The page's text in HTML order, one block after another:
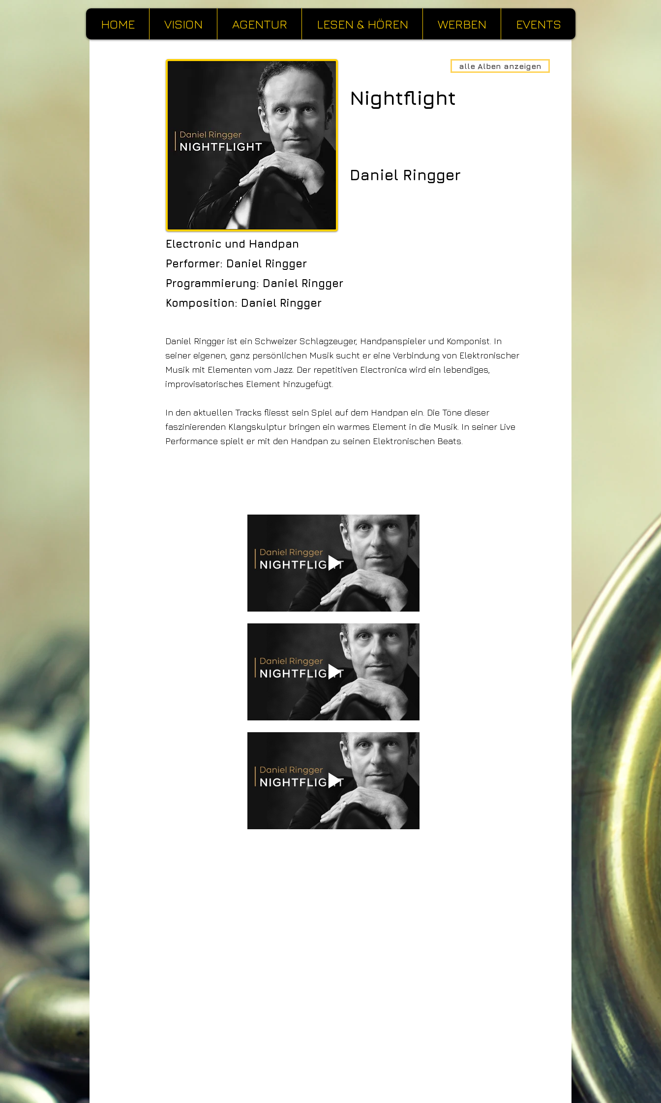
HOME VISION AGENTUR LESEN & HÖREN WERBEN EVENTS
alle Alben anzeigen
Nightflight
Daniel Ringger
Electronic und Handpan
Performer: Daniel Ringger
Programmierung: Daniel Ringger
Komposition: Daniel Ringger
Daniel Ringger ist ein Schweizer Schlagzeuger, Handpanspieler und Komponist. In
seiner eigenen, ganz persönlichen Musik sucht er eine Verbindung von Elektronischer
Musik mit Elementen vom Jazz. Der repetitiven Electronica wird ein lebendiges,
improvisatorisches Element hinzugefügt.
In den aktuellen Tracks fliesst sein Spiel auf dem Handpan ein. Die Töne dieser
faszinierenden Klangskulptur bringen ein warmes Element in die Musik. In seiner Live
Performance spielt er mit den Handpan zu seinen Elektronischen Beats.